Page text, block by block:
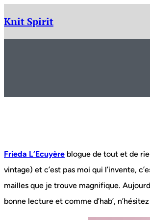
contenu
Knit Spirit
Frieda L’Ecuyère blogue de tout et de
vintage) et c’est pas moi qui l’invente,
mailles que je trouve magnifique.
bonne lecture et comme d’hab’,